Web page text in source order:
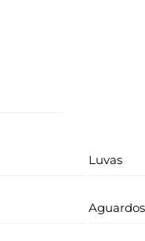
Luvas
Aguardos